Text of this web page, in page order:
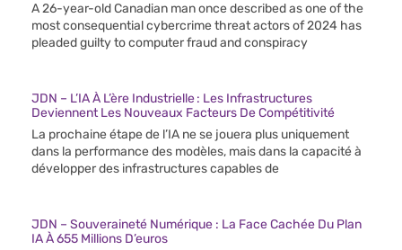
A 26-year-old Canadian man once described as one of the
most consequential cybercrime threat actors of 2024 has
pleaded guilty to computer fraud and conspiracy
JDN – L’IA À L’ère Industrielle : Les Infrastructures
Deviennent Les Nouveaux Facteurs De Compétitivité
La prochaine étape de l’IA ne se jouera plus uniquement
dans la performance des modèles, mais dans la capacité à
développer des infrastructures capables de
JDN – Souveraineté Numérique : La Face Cachée Du Plan
IA À 655 Millions D’euros